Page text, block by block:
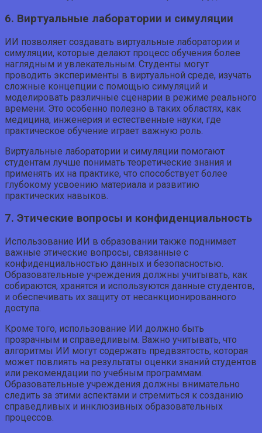
6. Виртуальные лаборатории и симуляции
ИИ позволяет создавать виртуальные лаборатории и
симуляции, которые делают процесс обучения более
наглядным и увлекательным. Студенты могут
проводить эксперименты в виртуальной среде, изучать
сложные концепции с помощью симуляций и
моделировать различные сценарии в режиме реального
времени. Это особенно полезно в таких областях, как
медицина, инженерия и естественные науки, где
практическое обучение играет важную роль.
Виртуальные лаборатории и симуляции помогают
студентам лучше понимать теоретические знания и
применять их на практике, что способствует более
глубокому усвоению материала и развитию
практических навыков.
7. Этические вопросы и конфиденциальность
Использование ИИ в образовании также поднимает
важные этические вопросы, связанные с
конфиденциальностью данных и безопасностью.
Образовательные учреждения должны учитывать, как
собираются, хранятся и используются данные студентов,
и обеспечивать их защиту от несанкционированного
доступа.
Кроме того, использование ИИ должно быть
прозрачным и справедливым. Важно учитывать, что
алгоритмы ИИ могут содержать предвзятость, которая
может повлиять на результаты оценки знаний студентов
или рекомендации по учебным программам.
Образовательные учреждения должны внимательно
следить за этими аспектами и стремиться к созданию
справедливых и инклюзивных образовательных
процессов.